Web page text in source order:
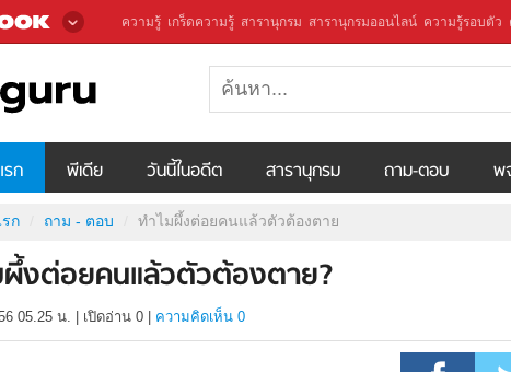
ความรู้ เกร็ดความรู้ สารานุกรม สารานุกรมออนไลน์ ความรู้รอบตัว
ก พีเดีย วันนี้ในอดีต สารานุกรม ถาม-ตอบ พ
ก ถาม - ตอบ ทำไมผึ้งต่อยคนแล้วตัวต้องตาย
ผึ้งต่อยคนแล้วตัวต้องตาย?
05.25 น. เปิดอ่าน 0 ความคิดเห็น 0